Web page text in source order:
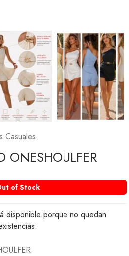
Casuales
ONESHOULFER
of Stock
disponible porque no quedan